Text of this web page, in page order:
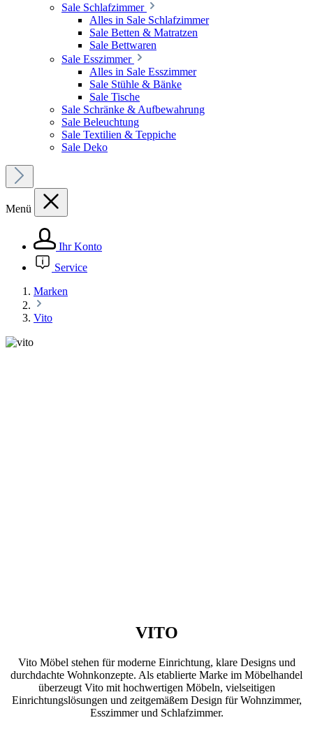
Sale Schlafzimmer
Alles in Sale Schlafzimmer
Sale Betten & Matratzen
Sale Bettwaren
Sale Esszimmer
Alles in Sale Esszimmer
Sale Stühle & Bänke
Sale Tische
Sale Schränke & Aufbewahrung
Sale Beleuchtung
Sale Textilien & Teppiche
Sale Deko
Menü
Ihr Konto
Service
Marken
Vito
VITO
Vito Möbel stehen für moderne Einrichtung, klare Designs und
durchdachte Wohnkonzepte. Als etablierte Marke im Möbelhandel
überzeugt Vito mit hochwertigen Möbeln, vielseitigen
Einrichtungslösungen und zeitgemäßem Design für Wohnzimmer,
Esszimmer und Schlafzimmer.